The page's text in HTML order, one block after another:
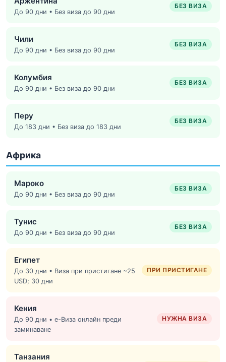
До 90 дни • Без виза до 90 дни
БЕЗ ВИЗА
Чили
До 90 дни • Без виза до 90 дни
БЕЗ ВИЗА
Колумбия
До 90 дни • Без виза до 90 дни
БЕЗ ВИЗА
Перу
До 183 дни • Без виза до 183 дни
БЕЗ ВИЗА
Африка
Мароко
До 90 дни • Без виза до 90 дни
БЕЗ ВИЗА
Тунис
До 90 дни • Без виза до 90 дни
БЕЗ ВИЗА
Египет
До 30 дни • Виза при пристигане ~25
USD; 30 дни
ПРИ ПРИСТИГАНЕ
Кения
До 90 дни • е-Виза онлайн преди
заминаване
НУЖНА ВИЗА
Танзания